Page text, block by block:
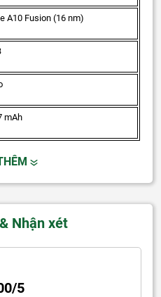
A10 Fusion (16 nm)
mAh
Nhận xét
5